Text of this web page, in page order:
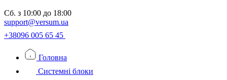
Сб. з 10:00 до 18:00
support@versum.ua
+38096 005 65 45
Головна
Системні блоки